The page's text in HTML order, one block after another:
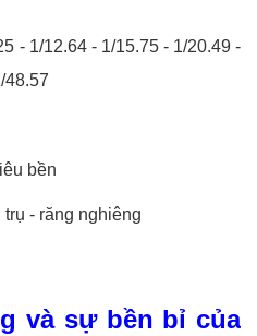
- 1/12.64 - 1/15.75 - 1/20.49 -
48.57
bền
- răng nghiêng
và sự bền bỉ của